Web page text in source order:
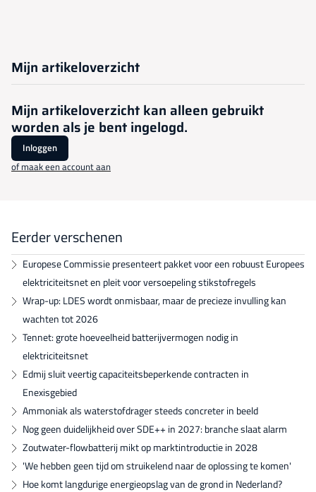
Mijn artikeloverzicht
Mijn artikeloverzicht kan alleen gebruikt
worden als je bent ingelogd.
Inloggen
of maak een account aan
Eerder verschenen
Europese Commissie presenteert pakket voor een robuust Europees
elektriciteitsnet en pleit voor versoepeling stikstofregels
Wrap-up: LDES wordt onmisbaar, maar de precieze invulling kan
wachten tot 2026
Tennet: grote hoeveelheid batterijvermogen nodig in
elektriciteitsnet
Edmij sluit veertig capaciteitsbeperkende contracten in
Enexisgebied
Ammoniak als waterstofdrager steeds concreter in beeld
Nog geen duidelijkheid over SDE++ in 2027: branche slaat alarm
Zoutwater-flowbatterij mikt op marktintroductie in 2028
'We hebben geen tijd om struikelend naar de oplossing te komen'
Hoe komt langdurige energieopslag van de grond in Nederland?